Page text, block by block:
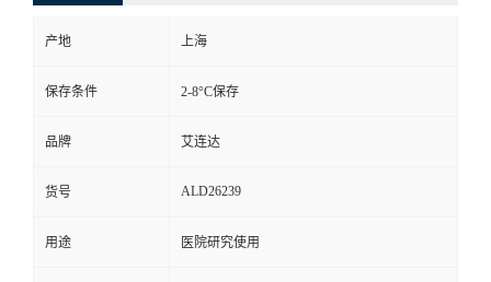
产地 上海
保存条件 2-8°C保存
品牌 艾连达
货号 ALD26239
用途 医院研究使用